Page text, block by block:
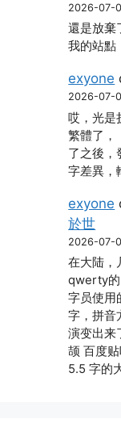
2026-07-
還是放棄
我的站
exyone
2026-07-
哎，光是
繁體了，
了之後，
字差異，
exyone
於世
2026-07-
在大陆，
qwerty的
字员使用
字，拼音
演变出来
颉 百度
5.5 字的